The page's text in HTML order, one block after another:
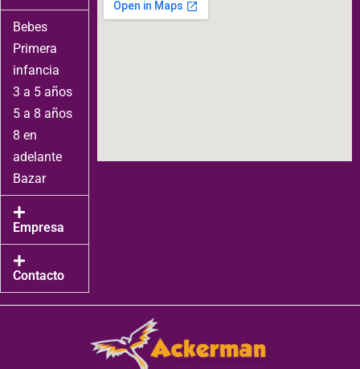
Bebes
Primera
infancia
3 a 5 años
5 a 8 años
8 en
adelante
Bazar
Empresa
Contacto